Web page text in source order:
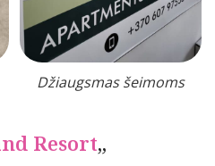
Džiaugsmas šeimoms
Resort„